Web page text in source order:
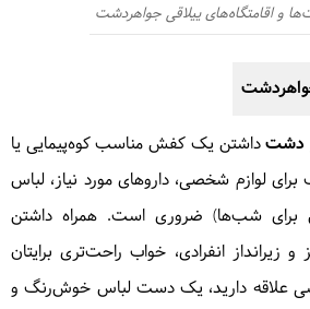
و اقامتگاه‌های ییلاقی جواهردشت
دشتداشتن یک کفش مناسب کوه‌پیمایی یا
لوازم شخصی، داروهای مورد نیاز، لباس
برای شب‌ها) ضروری است. همراه داشتن
زیرانداز انفرادی، خواب راحت‌تری برایتان
علاقه دارید، یک دست لباس خوش‌رنگ و